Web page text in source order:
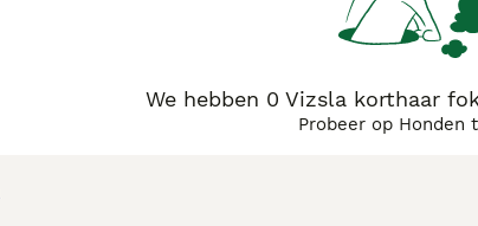
We hebben 0 Vizsla korthaar
Probeer op Honden